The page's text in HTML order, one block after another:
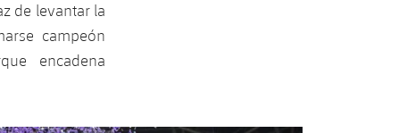
de levantar la
campeón
encadena